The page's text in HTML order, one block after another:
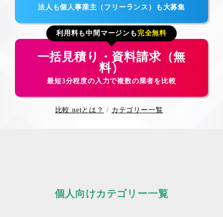
法人も個人事業主（フリーランス）も大募集
利用料も中間マージンも 完全無料
一括見積り・資料請求（無
料）
最短3分程度の入力で複数の業者を比較
比較.netとは？ カテゴリー一覧
個人向けカテゴリー一覧